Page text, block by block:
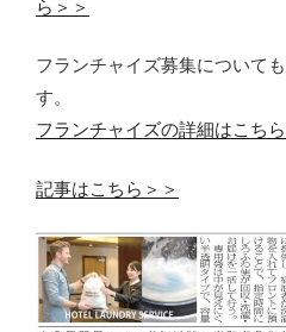
ら＞＞
フランチャイズ募集について
す。
フランチャイズの詳細はこちら
記事はこちら＞＞